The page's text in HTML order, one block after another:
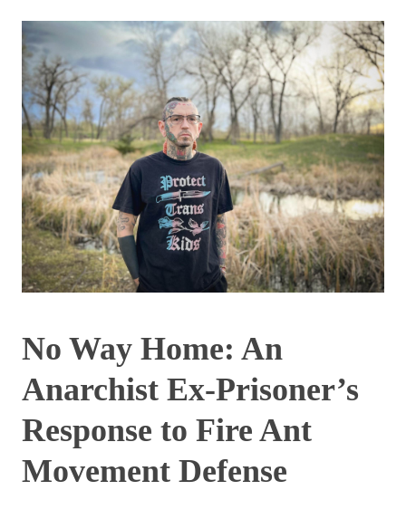
No Way Home: An
Anarchist Ex-Prisoner’s
Response to Fire Ant
Movement Defense